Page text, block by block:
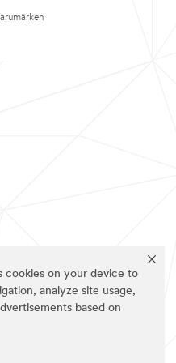
cookies on your device to
analyze site usage,
based on